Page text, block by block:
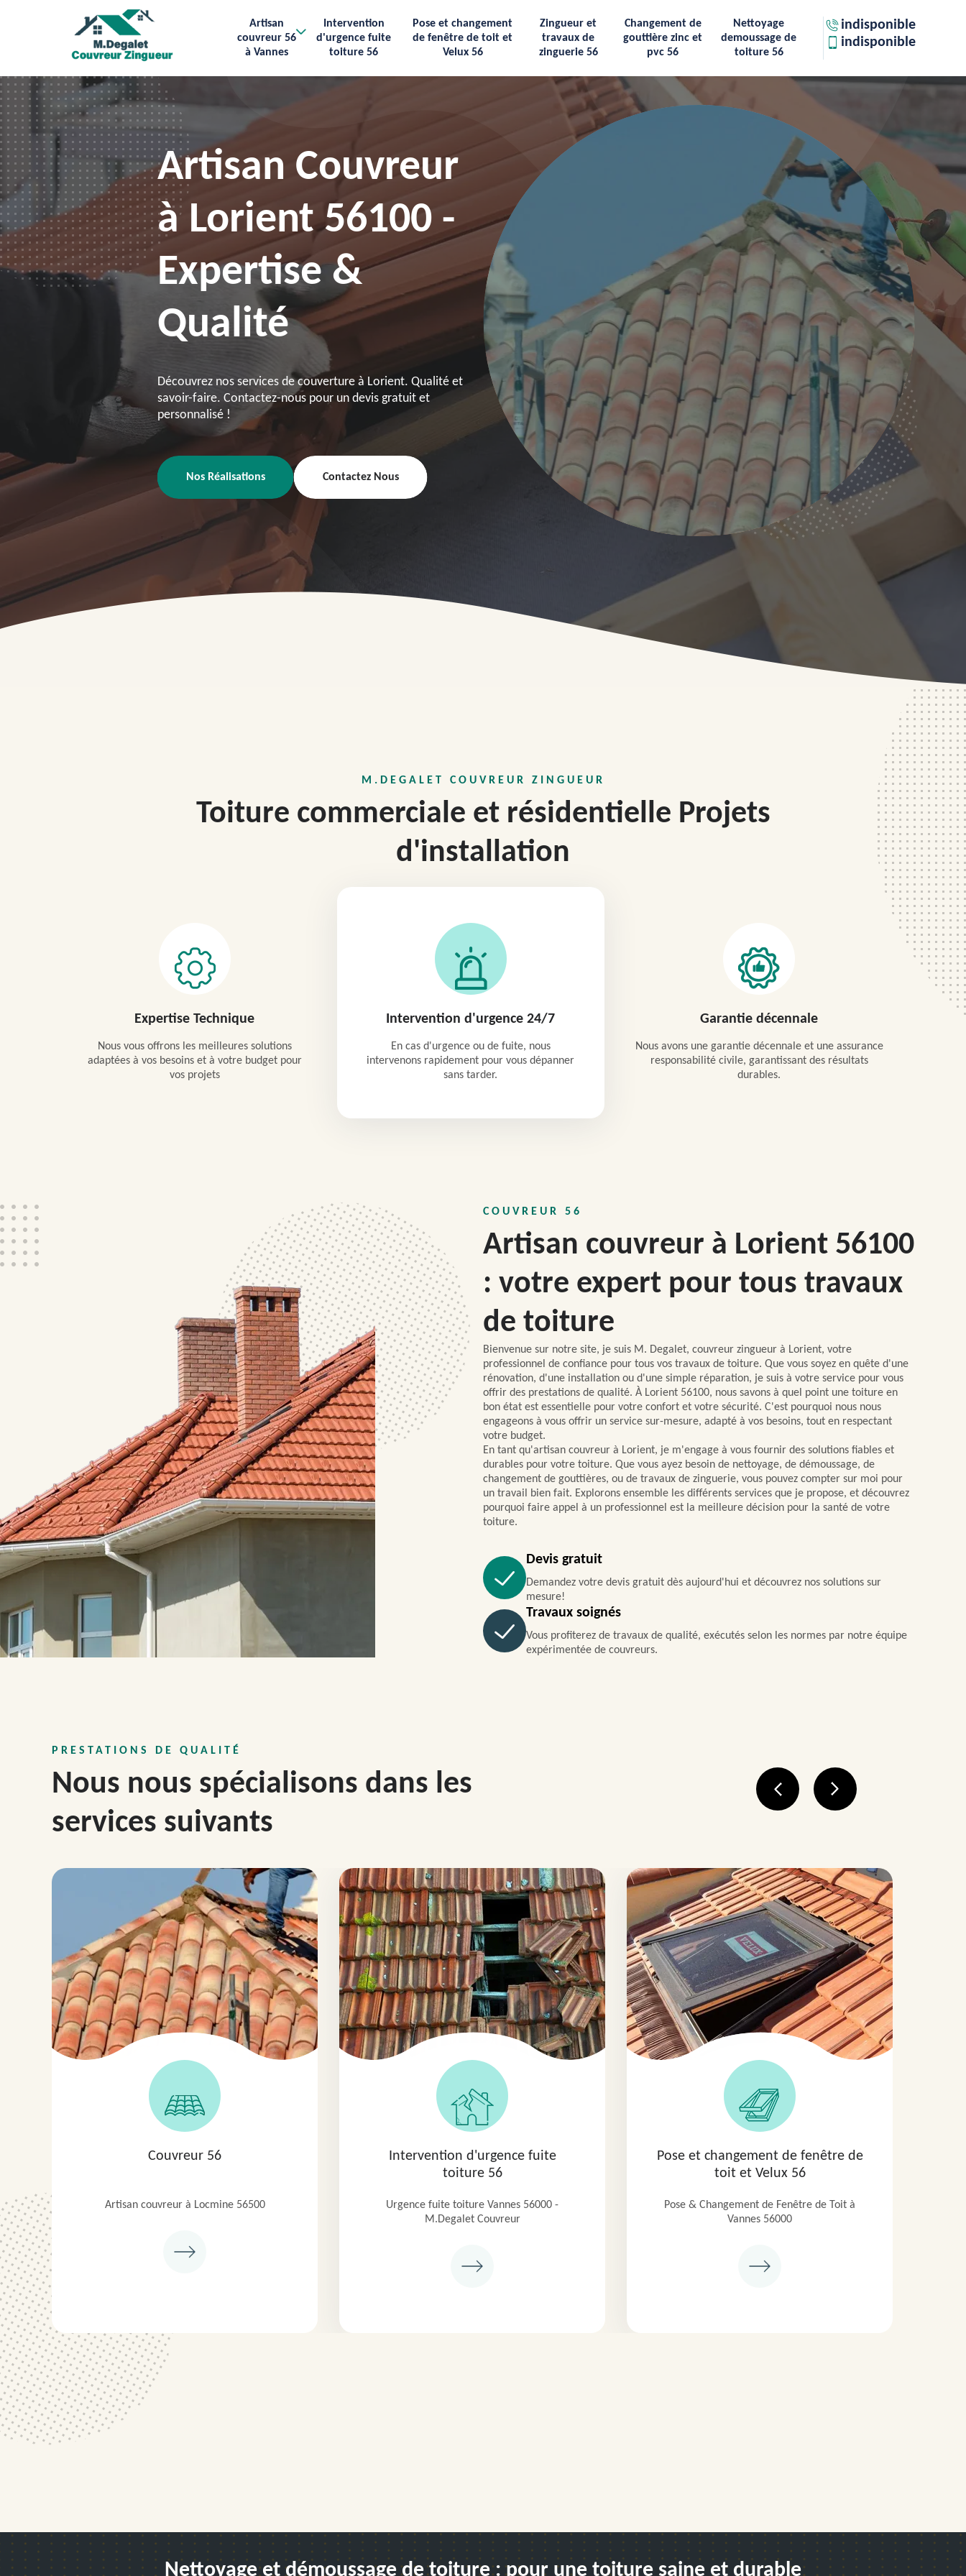
Artisan
couvreur 56
à Vannes
Intervention
d'urgence fuite
toiture 56
Pose et changement
de fenêtre de toit et
Velux 56
Zingueur et
travaux de
zinguerie 56
Changement de
gouttière zinc et
pvc 56
Nettoyage
demoussage de
toiture 56
indisponible
indisponible
Artisan Couvreur
à Lorient 56100 -
Expertise &
Qualité
Découvrez nos services de couverture à Lorient. Qualité et
savoir-faire. Contactez-nous pour un devis gratuit et
personnalisé !
Nos Réalisations Contactez Nous
M.DEGALET COUVREUR ZINGUEUR
Toiture commerciale et résidentielle Projets
d'installation
Expertise Technique
Nous vous offrons les meilleures solutions
adaptées à vos besoins et à votre budget pour
vos projets
Intervention d'urgence 24/7
En cas d'urgence ou de fuite, nous
intervenons rapidement pour vous dépanner
sans tarder.
Garantie décennale
Nous avons une garantie décennale et une assurance
responsabilité civile, garantissant des résultats
durables.
COUVREUR 56
Artisan couvreur à Lorient 56100
: votre expert pour tous travaux
de toiture
Bienvenue sur notre site, je suis M. Degalet, couvreur zingueur à Lorient, votre
professionnel de confiance pour tous vos travaux de toiture. Que vous soyez en quête d'une
rénovation, d'une installation ou d'une simple réparation, je suis à votre service pour vous
offrir des prestations de qualité. À Lorient 56100, nous savons à quel point une toiture en
bon état est essentielle pour votre confort et votre sécurité. C'est pourquoi nous nous
engageons à vous offrir un service sur-mesure, adapté à vos besoins, tout en respectant
votre budget.
En tant qu'artisan couvreur à Lorient, je m'engage à vous fournir des solutions fiables et
durables pour votre toiture. Que vous ayez besoin de nettoyage, de démoussage, de
changement de gouttières, ou de travaux de zinguerie, vous pouvez compter sur moi pour
un travail bien fait. Explorons ensemble les différents services que je propose, et découvrez
pourquoi faire appel à un professionnel est la meilleure décision pour la santé de votre
toiture.
Devis gratuit
Demandez votre devis gratuit dès aujourd'hui et découvrez nos solutions sur
mesure!
Travaux soignés
Vous profiterez de travaux de qualité, exécutés selon les normes par notre équipe
expérimentée de couvreurs.
PRESTATIONS DE QUALITÉ
Nous nous spécialisons dans les
services suivants
Couvreur 56
Artisan couvreur à Locmine 56500
Intervention d'urgence fuite
toiture 56
Urgence fuite toiture Vannes 56000 -
M.Degalet Couvreur
Pose et changement de fenêtre de
toit et Velux 56
Pose & Changement de Fenêtre de Toit à
Vannes 56000
Nettoyage et démoussage de toiture : pour une toiture saine et durable